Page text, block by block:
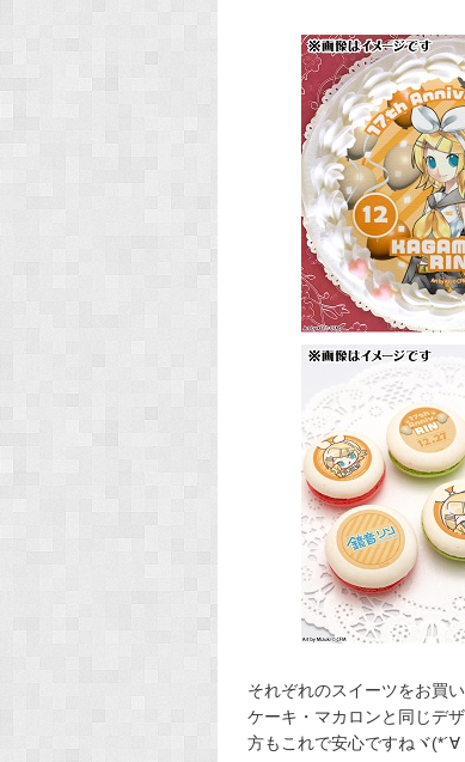
それぞれのスイーツをお買
ケーキ・マカロンと同じデ
方もこれで安心ですねヾ(*´∀